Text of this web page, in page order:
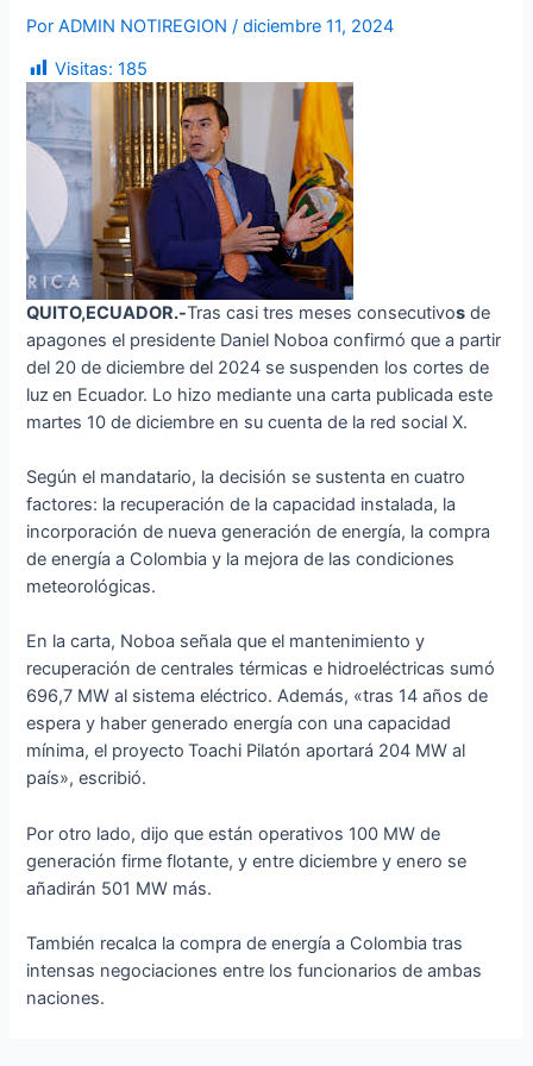
PorADMIN NOTIREGION/diciembre 11, 2024
Visitas: 185
QUITO,ECUADOR.-Tras casi tres meses consecutivos de
apagones el presidente Daniel Noboa confirmó que a partir
del 20 de diciembre del 2024 se suspenden los cortes de
luz en Ecuador. Lo hizo mediante una carta publicada este
martes 10 de diciembre en su cuenta de la red social X.
Según el mandatario, la decisión se sustenta en cuatro
factores: la recuperación de la capacidad instalada, la
incorporación de nueva generación de energía, la compra
de energía a Colombia y la mejora de las condiciones
meteorológicas.
En la carta, Noboa señala que el mantenimiento y
recuperación de centrales térmicas e hidroeléctricas sumó
696,7 MW al sistema eléctrico. Además, «tras 14 años de
espera y haber generado energía con una capacidad
mínima, el proyecto Toachi Pilatón aportará 204 MW al
país», escribió.
Por otro lado, dijo que están operativos 100 MW de
generación firme flotante, y entre diciembre y enero se
añadirán 501 MW más.
También recalca la compra de energía a Colombia tras
intensas negociaciones entre los funcionarios de ambas
naciones.